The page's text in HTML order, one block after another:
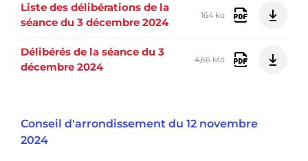
Liste des délibérations de la
séance du 3 décembre 2024
164 ko
Délibérés de la séance du 3
décembre 2024
4,66 Mo
Conseil d'arrondissement du 12 novembre
2024